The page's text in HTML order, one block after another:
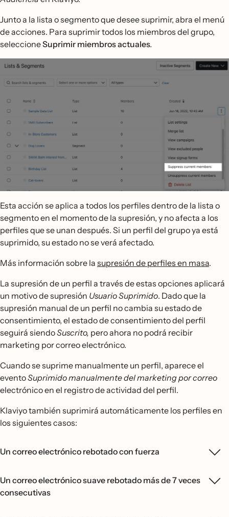
Junto a la lista o segmento que desee suprimir, abra el menú
de acciones. Para suprimir todos los miembros del grupo,
seleccioneSuprimir miembros actuales.
Esta acción se aplica a todos los perfiles dentro de la lista o
segmento en el momento de la supresión, y no afecta a los
perfiles que se unan después. Si un perfil del grupo ya está
suprimido, su estado no se verá afectado.
Más información sobre la supresión de perfiles en masa.
La supresión de un perfil a través de estas opciones aplicará
un motivo de supresión Usuario Suprimido. Dado que la
supresión manual de un perfil no cambia su estado de
consentimiento, el estado de consentimiento del perfil
seguirá siendoSuscrito, pero ahora no podrá recibir
marketing por correo electrónico.
Cuando se suprime manualmente un perfil, aparece el
eventoSuprimido manualmente del marketing por correo
electrónico en el registro de actividad del perfil.
Klaviyo también suprimirá automáticamente los perfiles en
los siguientes casos:
Un correo electrónico rebotado con fuerza
Un correo electrónico suave rebotado más de 7 veces
consecutivas